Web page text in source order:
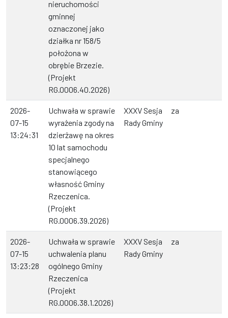
nieruchomości
gminnej
oznaczonej jako
działka nr 158/5
położona w
obrębie Brzezie.
(Projekt
RG.0006.40.2026)
2026-
07-15
13:24:31
Uchwała w sprawie
wyrażenia zgody na
dzierżawę na okres
10 lat samochodu
specjalnego
stanowiącego
własność Gminy
Rzeczenica.
(Projekt
RG.0006.39.2026)
XXXV Sesja
Rady Gminy
za
2026-
07-15
13:23:28
Uchwała w sprawie
uchwalenia planu
ogólnego Gminy
Rzeczenica
(Projekt
RG.0006.38.1.2026)
XXXV Sesja
Rady Gminy
za